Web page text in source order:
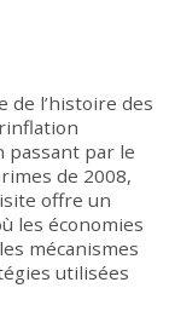
de l’histoire des
passant par le
de 2008,
offre un
les économies
mécanismes
utilisées